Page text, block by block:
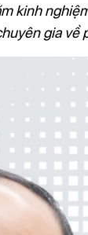
kinh
gia về